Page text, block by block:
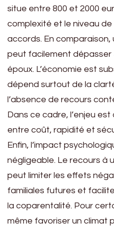
situe entre 800 et 2000
complexité et le niveau
accords. En
peut facilement dépasser
époux. L’économie est
dépend surtout de la
l’absence de recours
Dans ce cadre, l’enjeu est
entre coût, rapidité et
Enfin, l’impact
négligeable. Le recours à
peut limiter les effets
familiales futures et
la coparentalité. Pour
même favoriser un climat